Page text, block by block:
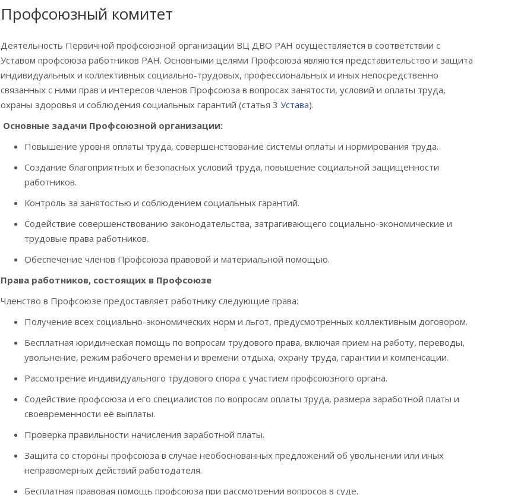
Профсоюзный комитет
Деятельность Первичной профсоюзной организации ВЦ ДВО РАН осуществляется в соответствии с
Уставом профсоюза работников РАН. Основными целями Профсоюза являются представительство и защита
индивидуальных и коллективных социально-трудовых, профессиональных и иных непосредственно
связанных с ними прав и интересов членов Профсоюза в вопросах занятости, условий и оплаты труда,
охраны здоровья и соблюдения социальных гарантий (статья 3 Устава).
Основные задачи Профсоюзной организации:
Повышение уровня оплаты труда, совершенствование системы оплаты и нормирования труда.
Создание благоприятных и безопасных условий труда, повышение социальной защищенности
работников.
Контроль за занятостью и соблюдением социальных гарантий.
Содействие совершенствованию законодательства, затрагивающего социально-экономические и
трудовые права работников.
Обеспечение членов Профсоюза правовой и материальной помощью.
Права работников, состоящих в Профсоюзе
Членство в Профсоюзе предоставляет работнику следующие права:
Получение всех социально-экономических норм и льгот, предусмотренных коллективным договором.
Бесплатная юридическая помощь по вопросам трудового права, включая прием на работу, переводы,
увольнение, режим рабочего времени и времени отдыха, охрану труда, гарантии и компенсации.
Рассмотрение индивидуального трудового спора с участием профсоюзного органа.
Содействие профсоюза и его специалистов по вопросам оплаты труда, размера заработной платы и
своевременности её выплаты.
Проверка правильности начисления заработной платы.
Защита со стороны профсоюза в случае необоснованных предложений об увольнении или иных
неправомерных действий работодателя.
Бесплатная правовая помощь профсоюза при рассмотрении вопросов в суде.